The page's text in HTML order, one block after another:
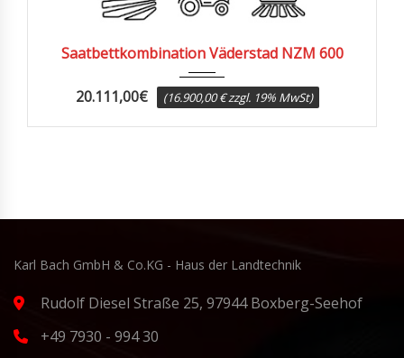
Saatbettkombination Väderstad NZM 600
20.111,00€ (16.900,00 € zzgl. 19% MwSt)
Karl Bach GmbH & Co.KG - Haus der Landtechnik
Rudolf Diesel Straße 25, 97944 Boxberg-Seehof
+49 7930 - 994 30